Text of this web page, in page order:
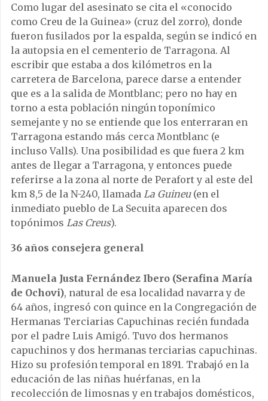
Como lugar del asesinato se cita el «conocido
como Creu de la Guinea» (cruz del zorro), donde
fueron fusilados por la espalda, según se indicó en
la autopsia en el cementerio de Tarragona. Al
escribir que estaba a dos kilómetros en la
carretera de Barcelona, parece darse a entender
que es a la salida de Montblanc; pero no hay en
torno a esta población ningún toponímico
semejante y no se entiende que los enterraran en
Tarragona estando más cerca Montblanc (e
incluso Valls). Una posibilidad es que fuera 2 km
antes de llegar a Tarragona, y entonces puede
referirse a la zona al norte de Perafort y al este del
km 8,5 de la N-240, llamada La Guineu(en el
inmediato pueblo de La Secuita aparecen dos
topónimos Las Creus).
36 años consejera general
Manuela Justa Fernández Ibero (Serafina María
de Ochovi), natural de esa localidad navarra y de
64 años, ingresó con quince en la Congregación de
Hermanas Terciarias Capuchinas recién fundada
por el padre Luis Amigó. Tuvo dos hermanos
capuchinos y dos hermanas terciarias capuchinas.
Hizo su profesión temporal en 1891. Trabajó en la
educación de las niñas huérfanas, en la
recolección de limosnas y en trabajos domésticos,